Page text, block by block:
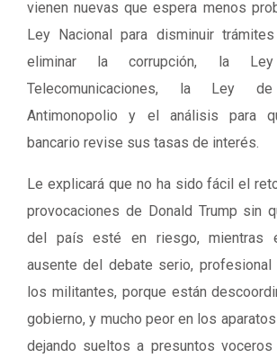
vienen nuevas que espera menos
Ley Nacional para disminuir
eliminar la corrupción, la
Telecomunicaciones, la Ley de
Antimonopolio y el análisis para
bancario revise sus tasas de interés.
Le explicará que no ha sido fácil el
provocaciones de Donald Trump sin
del país esté en riesgo, mientras
ausente del debate serio,
los militantes, porque están
gobierno, y mucho peor en los
dejando sueltos a presuntos voceros